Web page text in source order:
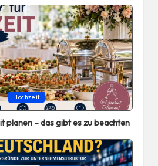
Hochzeit
planen – das gibt es zu beachten